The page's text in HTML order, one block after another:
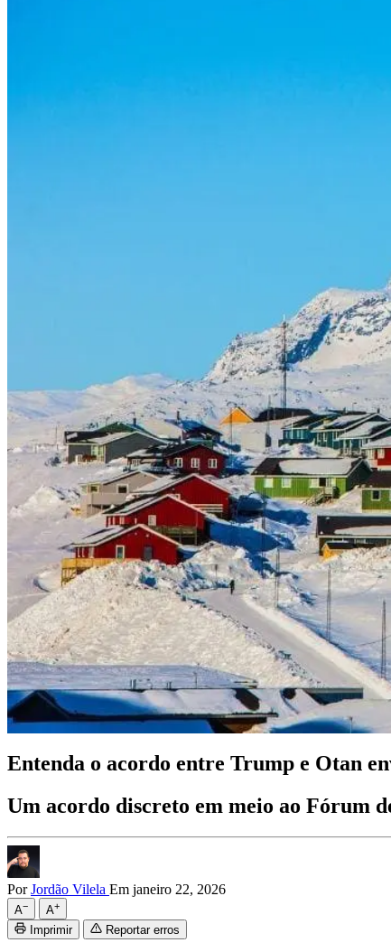
Entenda o acordo entre Trump e Otan
Um acordo discreto em meio ao Fórum
PorJordão Vilela Em janeiro 22, 2026
A− A+
Imprimir Reportar erros